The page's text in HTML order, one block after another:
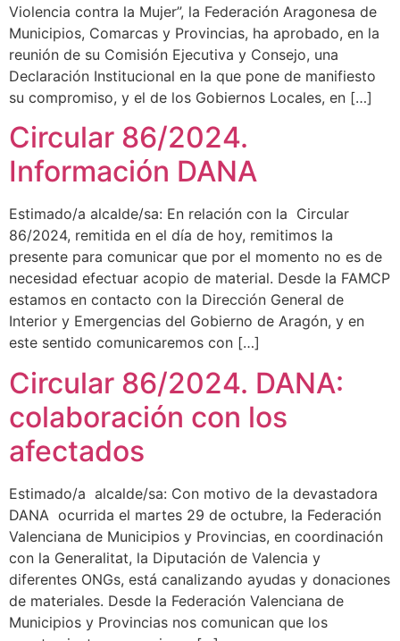
Violencia contra la Mujer”, la Federación Aragonesa de
Municipios, Comarcas y Provincias, ha aprobado, en la
reunión de su Comisión Ejecutiva y Consejo, una
Declaración Institucional en la que pone de manifiesto
su compromiso, y el de los Gobiernos Locales, en […]
Circular 86/2024.
Información DANA
Estimado/a alcalde/sa: En relación con la Circular
86/2024, remitida en el día de hoy, remitimos la
presente para comunicar que por el momento no es de
necesidad efectuar acopio de material. Desde la FAMCP
estamos en contacto con la Dirección General de
Interior y Emergencias del Gobierno de Aragón, y en
este sentido comunicaremos con […]
Circular 86/2024. DANA:
colaboración con los
afectados
Estimado/a alcalde/sa: Con motivo de la devastadora
DANA ocurrida el martes 29 de octubre, la Federación
Valenciana de Municipios y Provincias, en coordinación
con la Generalitat, la Diputación de Valencia y
diferentes ONGs, está canalizando ayudas y donaciones
de materiales. Desde la Federación Valenciana de
Municipios y Provincias nos comunican que los